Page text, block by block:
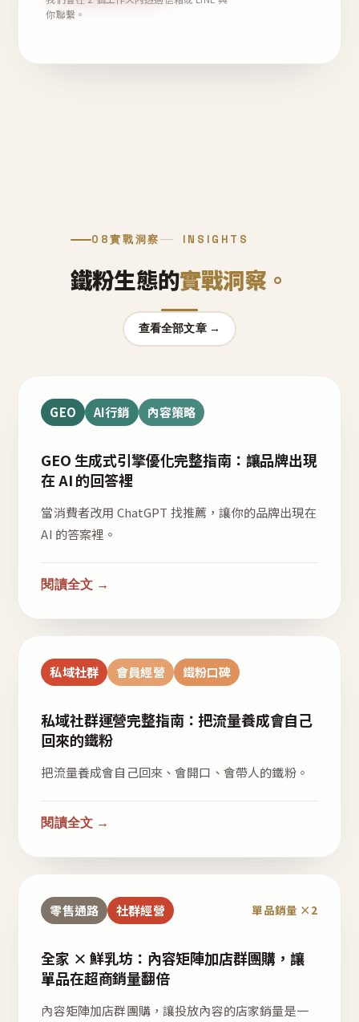
你聯繫。
08實戰洞察 INSIGHTS
鐵粉生態的實戰洞察。
查看全部文章 →
GEO AI行銷 內容策略
GEO 生成式引擎優化完整指南：讓品牌出現
在 AI 的回答裡
當消費者改用 ChatGPT 找推薦，讓你的品牌出現在
AI 的答案裡。
閱讀全文 →
私域社群 會員經營 鐵粉口碑
私域社群運營完整指南：把流量養成會自己
回來的鐵粉
把流量養成會自己回來、會開口、會帶人的鐵粉。
閱讀全文 →
零售通路 社群經營 單品銷量 ×2
全家 × 鮮乳坊：內容矩陣加店群團購，讓
單品在超商銷量翻倍
內容矩陣加店群團購，讓投放內容的店家銷量是一